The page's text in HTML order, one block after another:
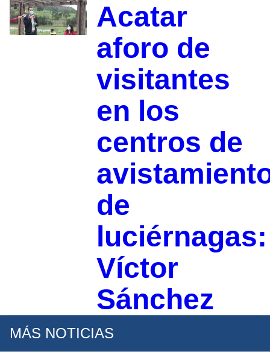
Acatar
aforo de
visitantes
en los
centros de
de
luciérnagas:
Víctor
Sánchez
MÁS NOTICIAS